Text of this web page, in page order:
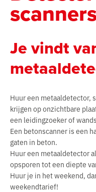
Je vindt
Huur een metaaldetector,
krijgen op onzichtbare
een leidingzoeker of
Een betonscanner is een
gaten in beton.
Huur een metaaldetector
opsporen tot een diepte
Huur je in het weekend,
weekendtarief!